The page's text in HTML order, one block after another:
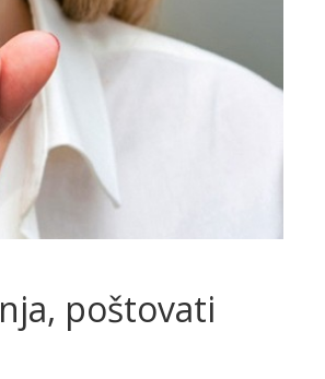
poštovati